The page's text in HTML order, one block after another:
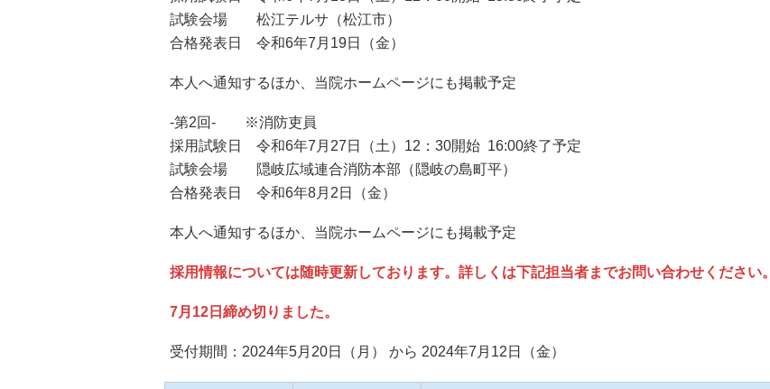
試験会場 松江テルサ（松江市）
合格発表日 令和6年7月19日（金）
本人へ通知するほか、当院ホームページにも掲載予定
-第2回- ※消防吏員
採用試験日 令和6年7月27日（土）12：30開始 16:00終了予定
試験会場 隠岐広域連合消防本部（隠岐の島町平）
合格発表日 令和6年8月2日（金）
本人へ通知するほか、当院ホームページにも掲載予定
採用情報については随時更新しております。詳しくは下記担当者までお問い合わせください。
7月12日締め切りました。
受付期間：2024年5月20日（月） から 2024年7月12日（金）